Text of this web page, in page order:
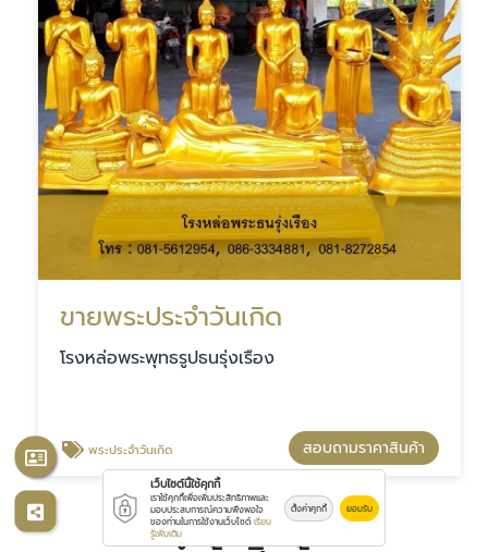
ขายพระประจำวันเกิด
โรงหล่อพระพุทธรูปธนรุ่งเรือง
พระประจำวันเกิด สอบถามราคาสินค้า
เว็บไซต์นี้ใช้คุกกี้
เราใช้คุกกี้เพื่อเพิ่มประสิทธิภาพและ
มอบประสบการณ์ความพึงพอใจ
ของท่านในการใช้งานเว็บไซต์ เรียน
รู้เพิ่มเติม
ตั้งค่าคุกกี้ ยอมรับ